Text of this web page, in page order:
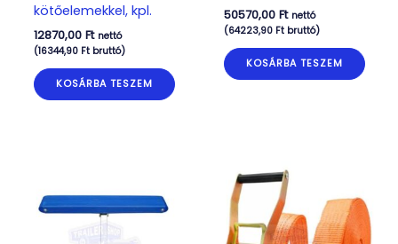
kötőelemekkel, kpl.
12870,00 Ft nettó
(16344,90 Ftbruttó)
KOSÁRBA TESZEM
50570,00 Ft nettó
(64223,90 Ftbruttó)
KOSÁRBA TESZEM